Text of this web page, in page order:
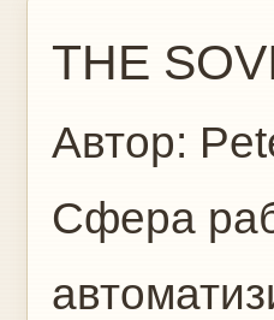
THE
Автор:
Сфера